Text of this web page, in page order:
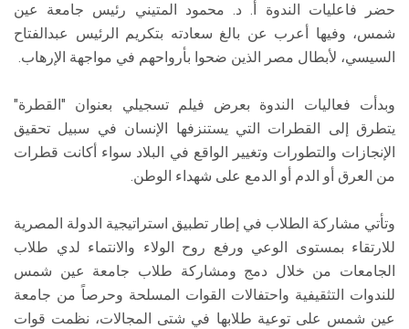
حضر فاعليات الندوة أ. د. محمود المتيني رئيس جامعة عين
شمس، وفيها أعرب عن بالغ سعادته بتكريم الرئيس عبدالفتاح
السيسي، لأبطال مصر الذين ضحوا بأرواحهم في مواجهة الإرهاب.
وبدأت فعاليات الندوة بعرض فيلم تسجيلي بعنوان "القطرة"
يتطرق إلى القطرات التي يستنزفها الإنسان في سبيل تحقيق
الإنجازات والتطورات وتغيير الواقع في البلاد سواء أكانت قطرات
من العرق أو الدم أو الدمع على شهداء الوطن.
وتأتي مشاركة الطلاب في إطار تطبيق استراتيجية الدولة المصرية
للارتقاء بمستوى الوعي ورفع روح الولاء والانتماء لدي طلاب
الجامعات من خلال دمج ومشاركة طلاب جامعة عين شمس
للندوات التثقيفية واحتفالات القوات المسلحة وحرصاً من جامعة
عين شمس على توعية طلابها في شتى المجالات، نظمت قوات